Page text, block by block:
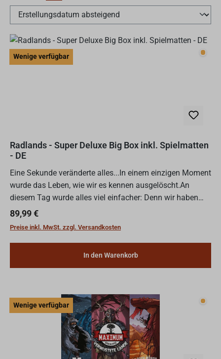
Wenige verfügbar
Radlands - Super Deluxe Big Box inkl. Spielmatten
- DE
Eine Sekunde veränderte alles...In einem einzigen Moment
wurde das Leben, wie wir es kennen ausgelöscht.An
diesem Tag wurde alles viel einfacher: Denn wir haben
Wasser und sie nicht! Nun kommen sie, um es zu holen.
Al...
Regulärer Preis:
89,99 €
Preise inkl. MwSt. zzgl. Versandkosten
In den Warenkorb
Wenige verfügbar